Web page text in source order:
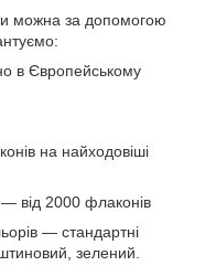
можна за допомогою
в Європейському
на найходовіші
— від 2000 флаконів
— стандартні
зелений.